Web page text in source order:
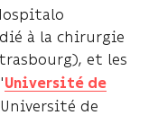
à la chirurgie
et les
Université de
de